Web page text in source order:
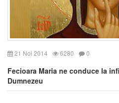
21 Noi 2014 6280 0
Fecioara Maria ne conduce la
Dumnezeu